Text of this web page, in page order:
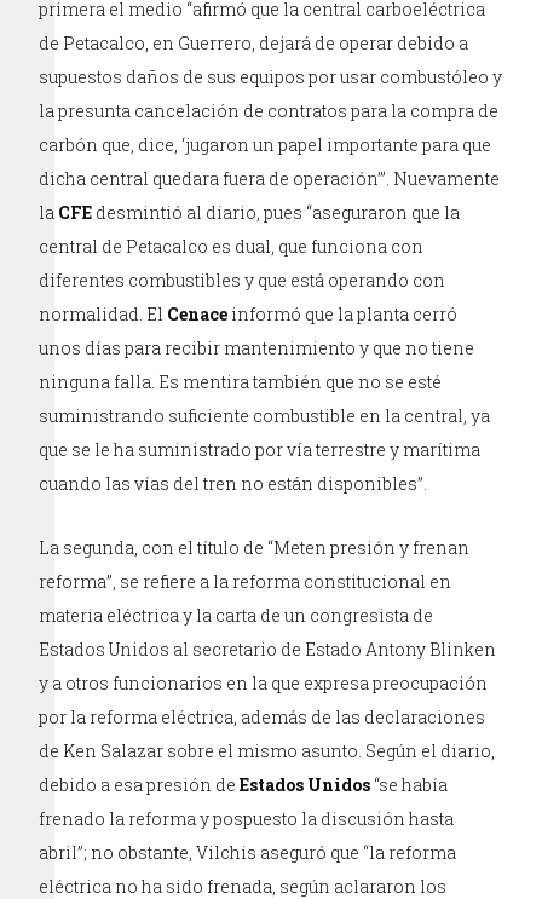
primera el medio “afirmó que la central carboeléctrica
de Petacalco, en Guerrero, dejará de operar debido a
supuestos daños de sus equipos por usar combustóleo y
la presunta cancelación de contratos para la compra de
carbón que, dice, ‘jugaron un papel importante para que
dicha central quedara fuera de operación’”. Nuevamente
la CFE desmintió al diario, pues “aseguraron que la
central de Petacalco es dual, que funciona con
diferentes combustibles y que está operando con
normalidad. El Cenace informó que la planta cerró
unos días para recibir mantenimiento y que no tiene
ninguna falla. Es mentira también que no se esté
suministrando suficiente combustible en la central, ya
que se le ha suministrado por vía terrestre y marítima
cuando las vías del tren no están disponibles”.
La segunda, con el título de “Meten presión y frenan
reforma”, se refiere a la reforma constitucional en
materia eléctrica y la carta de un congresista de
Estados Unidos al secretario de Estado Antony Blinken
y a otros funcionarios en la que expresa preocupación
por la reforma eléctrica, además de las declaraciones
de Ken Salazar sobre el mismo asunto. Según el diario,
debido a esa presión deEstados Unidos “se había
frenado la reforma y pospuesto la discusión hasta
abril”; no obstante, Vilchis aseguró que “la reforma
eléctrica no ha sido frenada, según aclararon los